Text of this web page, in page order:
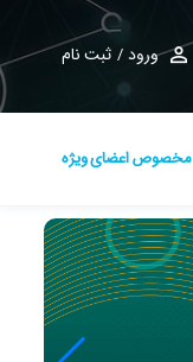
ورود ثبت نام
مخصوص اعضای ویژه